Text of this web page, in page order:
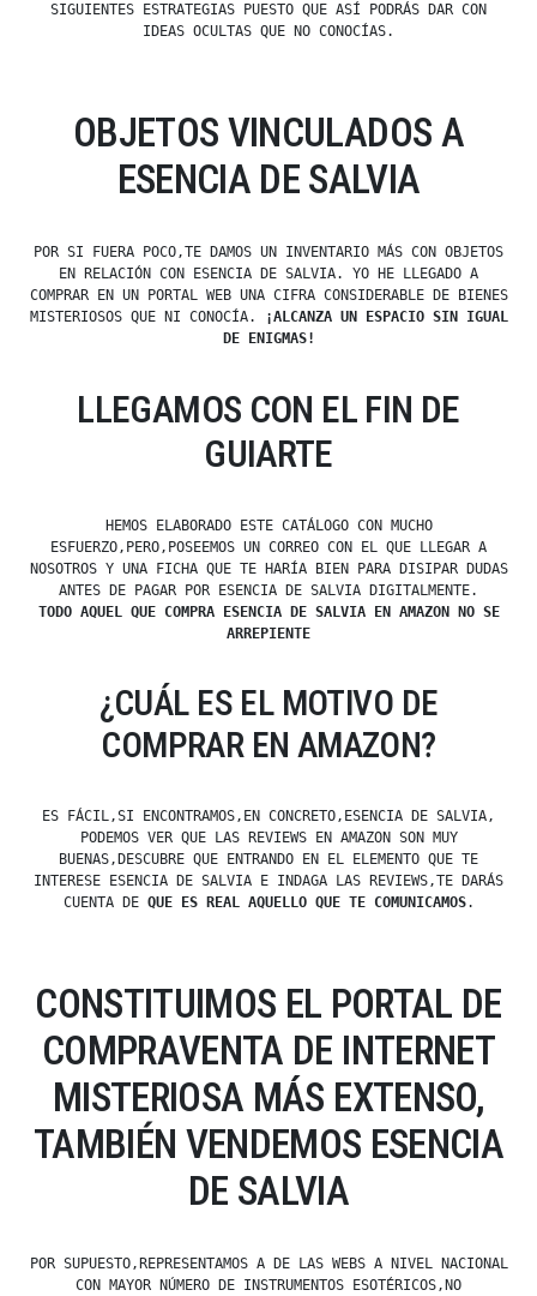
SIGUIENTES ESTRATEGIAS PUESTO QUE ASÍ PODRÁS DAR CON
IDEAS OCULTAS QUE NO CONOCÍAS.
OBJETOS VINCULADOS A
ESENCIA DE SALVIA
POR SI FUERA POCO,TE DAMOS UN INVENTARIO MÁS CON OBJETOS
EN RELACIÓN CON ESENCIA DE SALVIA. YO HE LLEGADO A
COMPRAR EN UN PORTAL WEB UNA CIFRA CONSIDERABLE DE BIENES
MISTERIOSOS QUE NI CONOCÍA.
¡ALCANZA UN ESPACIO SIN IGUAL
DE ENIGMAS!
LLEGAMOS CON EL FIN DE
GUIARTE
HEMOS ELABORADO ESTE CATÁLOGO CON MUCHO
ESFUERZO,PERO,POSEEMOS UN CORREO CON EL QUE LLEGAR A
NOSOTROS Y UNA FICHA QUE TE HARÍA BIEN PARA DISIPAR DUDAS
ANTES DE PAGAR POR ESENCIA DE SALVIA DIGITALMENTE.
TODO AQUEL QUE COMPRA ESENCIA DE SALVIA EN AMAZON NO SE
ARREPIENTE
¿CUÁL ES EL MOTIVO DE
COMPRAR EN AMAZON?
ES FÁCIL,SI ENCONTRAMOS,EN CONCRETO,ESENCIA DE SALVIA,
PODEMOS VER QUE LAS REVIEWS EN AMAZON SON MUY
BUENAS,DESCUBRE QUE ENTRANDO EN EL ELEMENTO QUE TE
INTERESE ESENCIA DE SALVIA E INDAGA LAS REVIEWS,TE DARÁS
CUENTA DE QUE ES REAL AQUELLO QUE TE COMUNICAMOS.
CONSTITUIMOS EL PORTAL DE
COMPRAVENTA DE INTERNET
MISTERIOSA MÁS EXTENSO,
TAMBIÉN VENDEMOS ESENCIA
DE SALVIA
POR SUPUESTO,REPRESENTAMOS A DE LAS WEBS A NIVEL NACIONAL
CON MAYOR NÚMERO DE INSTRUMENTOS ESOTÉRICOS,NO